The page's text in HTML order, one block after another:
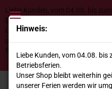
Hinweis:
Liebe Kunden, vom 04.08.
Betriebsferien.
Unser Shop bleibt weiterhin
unserer Ferien werden wir
Liebe Kunden, vom 04.08. bis
Betriebsferien.
Unser Shop bleibt weiterhin
unserer Ferien werden wir
Rückkehr an Sie versenden.
Geschenkgutscheine